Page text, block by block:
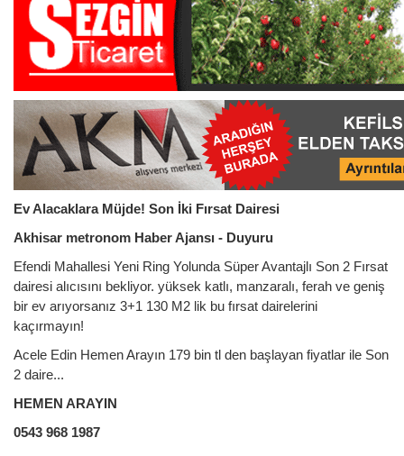
Ev Alacaklara Müjde! Son İki Fırsat Dairesi
Akhisar metronom Haber Ajansı - Duyuru
Efendi Mahallesi Yeni Ring Yolunda Süper Avantajlı Son 2 Fırsat
dairesi alıcısını bekliyor. yüksek katlı, manzaralı, ferah ve geniş
bir ev arıyorsanız 3+1 130 M2 lik bu fırsat dairelerini
kaçırmayın!
Acele Edin Hemen Arayın 179 bin tl den başlayan fiyatlar ile Son
2 daire...
HEMEN ARAYIN
0543 968 1987